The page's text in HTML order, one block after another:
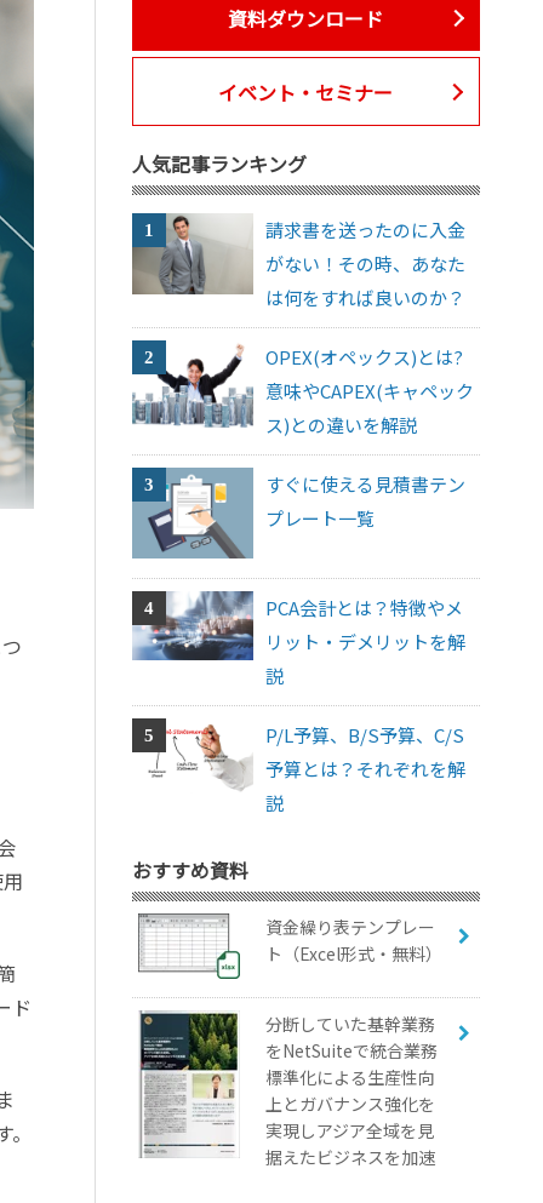
ド
資料ダウンロード
イベント・セミナー
人気記事ランキング
請求書を送ったのに入金
がない！その時、あなた
は何をすれば良いのか？
OPEX(オペックス)とは?
意味やCAPEX(キャペック
ス)との違いを解説
すぐに使える見積書テン
プレート一覧
PCA会計とは？特徴やメ
リット・デメリットを解
説
P/L予算、B/S予算、C/S
予算とは？それぞれを解
説
おすすめ資料
資金繰り表テンプレー
ト（Excel形式・無料）
分断していた基幹業務
をNetSuiteで統合業務
標準化による生産性向
上とガバナンス強化を
実現しアジア全域を見
据えたビジネスを加速